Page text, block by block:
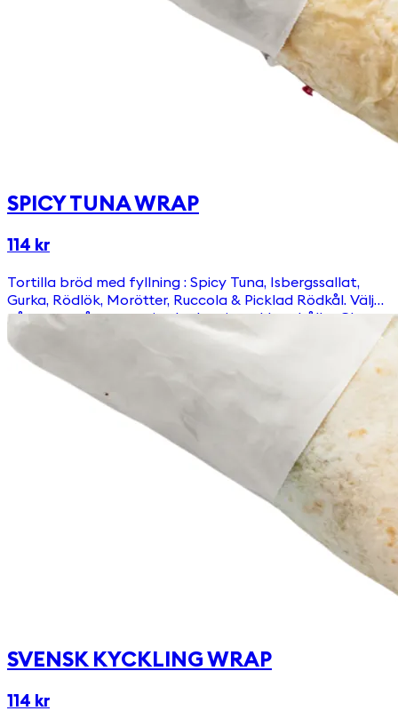
SPICY TUNA WRAP
114 kr
Tortilla bröd med fyllning : Spicy Tuna, Isbergssallat,
Gurka, Rödlök, Morötter, Ruccola & Picklad Rödkål. Välj
någon av våra egengjorda dressingar! Innehåller Gluten.
SVENSK KYCKLING WRAP
114 kr